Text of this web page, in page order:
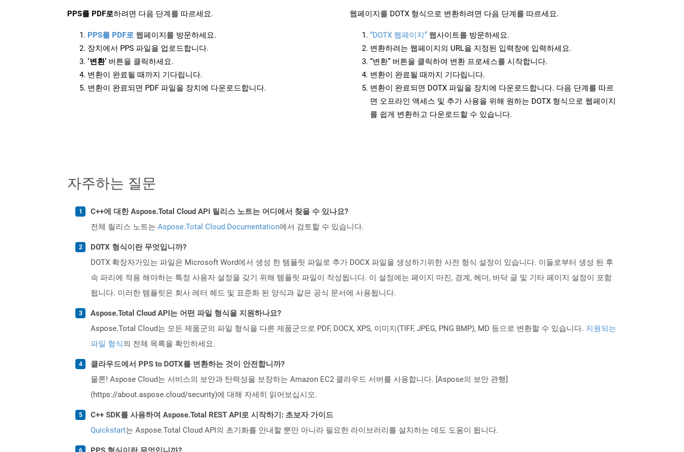
PPS를 PDF로하려면 다음 단계를 따르세요.
PPS를 PDF로 웹페이지를 방문하세요.
장치에서 PPS 파일을 업로드합니다.
‘변환’ 버튼을 클릭하세요.
변환이 완료될 때까지 기다립니다.
변환이 완료되면 PDF 파일을 장치에 다운로드합니다.
웹페이지를 DOTX 형식으로 변환하려면 다음 단계를 따르세요.
“DOTX 웹페이지” 웹사이트를 방문하세요.
변환하려는 웹페이지의 URL을 지정된 입력창에 입력하세요.
“변환” 버튼을 클릭하여 변환 프로세스를 시작합니다.
변환이 완료될 때까지 기다립니다.
변환이 완료되면 DOTX 파일을 장치에 다운로드합니다. 다음 단계를 따르
면 오프라인 액세스 및 추가 사용을 위해 원하는 DOTX 형식으로 웹페이지
를 쉽게 변환하고 다운로드할 수 있습니다.
자주하는 질문
C++에 대한 Aspose.Total Cloud API 릴리스 노트는 어디에서 찾을 수 있나요?
전체 릴리스 노트는 Aspose.Total Cloud Documentation에서 검토할 수 있습니다.
DOTX 형식이란 무엇입니까?
DOTX 확장자가있는 파일은 Microsoft Word에서 생성 한 템플릿 파일로 추가 DOCX 파일을 생성하기위한 사전 형식 설정이 있습니다. 이들로부터 생성 된 후
속 파리에 적용 해야하는 특정 사용자 설정을 갖기 위해 템플릿 파일이 작성됩니다. 이 설정에는 페이지 마진, 경계, 헤더, 바닥 글 및 기타 페이지 설정이 포함
됩니다. 이러한 템플릿은 회사 레터 헤드 및 표준화 된 양식과 같은 공식 문서에 사용됩니다.
Aspose.Total Cloud API는 어떤 파일 형식을 지원하나요?
Aspose.Total Cloud는 모든 제품군의 파일 형식을 다른 제품군으로 PDF, DOCX, XPS, 이미지(TIFF, JPEG, PNG BMP), MD 등으로 변환할 수 있습니다. 지원되는
파일 형식의 전체 목록을 확인하세요.
클라우드에서 PPS to DOTX를 변환하는 것이 안전합니까?
물론! Aspose Cloud는 서비스의 보안과 탄력성을 보장하는 Amazon EC2 클라우드 서버를 사용합니다. [Aspose의 보안 관행]
(https://about.aspose.cloud/security)에 대해 자세히 읽어보십시오.
C++ SDK를 사용하여 Aspose.Total REST API로 시작하기: 초보자 가이드
Quickstart는 Aspose.Total Cloud API의 초기화를 안내할 뿐만 아니라 필요한 라이브러리를 설치하는 데도 도움이 됩니다.